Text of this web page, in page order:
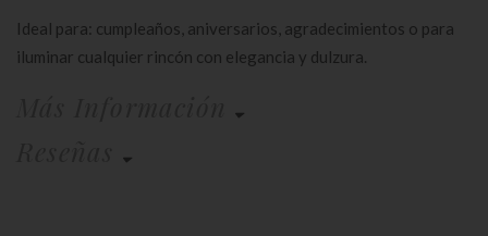
Ideal para: cumpleaños, aniversarios, agradecimientos o para
iluminar cualquier rincón con elegancia y dulzura.